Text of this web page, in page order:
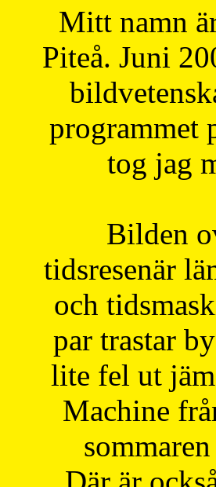
Mitt namn
Piteå. Juni
programmet
tog jag
Bilden
tidsresenär
och
par trastar
lite fel ut
Machine